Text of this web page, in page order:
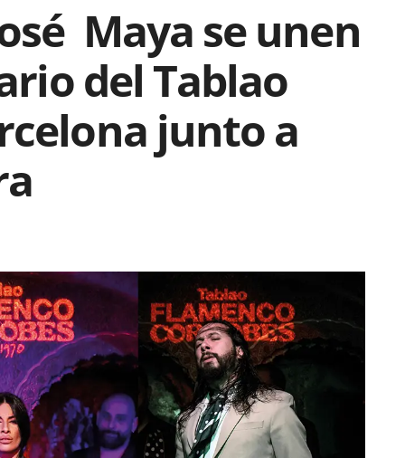
Maya se unen
del Tablao
junto a